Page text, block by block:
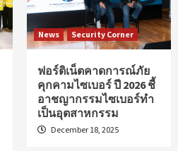
News Security Corner
ฟอร์ติเน็ตคาดการณ์ภัย
คุกคามไซเบอร์ ปี 2026 ชี้
อาชญากรรมไซเบอร์ทำ
เป็นอุตสาหกรรม
December 18, 2025